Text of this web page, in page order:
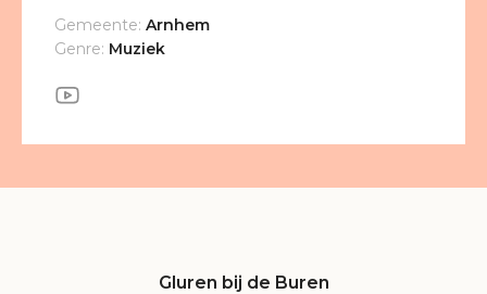
Gemeente: Arnhem
Genre: Muziek
Gluren bij de Buren